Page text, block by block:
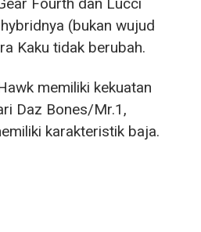
Fourth dan Lucci
(bukan wujud
Kaku tidak berubah.
memiliki kekuatan
Daz Bones/Mr.1,
karakteristik baja.